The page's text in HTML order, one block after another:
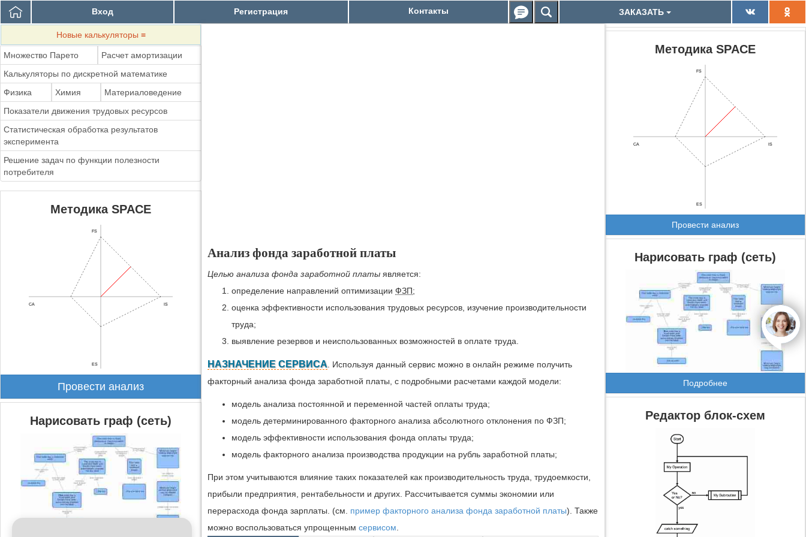
Вход Регистрация Контакты ЗАКАЗАТЬ
Новые калькуляторы ≡
Множество Парето
Расчет амортизации
Калькуляторы по дискретной математике
Физика
Химия
Материаловедение
Показатели движения трудовых ресурсов
Статистическая обработка результатов
эксперимента
Решение задач по функции полезности
потребителя
Методика SPACE
FS
CA
ES
IS
Провести анализ
Нарисовать граф (сеть)
Анализ фонда заработной платы
Целью анализа фонда заработной платы является:
определение направлений оптимизации ФЗП;
оценка эффективности использования трудовых ресурсов, изучение производительности
труда;
выявление резервов и неиспользованных возможностей в оплате труда.
НАЗНАЧЕНИЕ СЕРВИСА . Используя данный сервис можно в онлайн режиме получить
факторный анализа фонда заработной платы, с подробными расчетами каждой модели:
модель анализа постоянной и переменной частей оплаты труда;
модель детерминированного факторного анализа абсолютного отклонения по ФЗП;
модель эффективности использования фонда оплаты труда;
модель факторного анализа производства продукции на рубль заработной платы;
При этом учитываются влияние таких показателей как производительность труда, трудоемкости,
прибыли предприятия, рентабельности и других. Рассчитывается суммы экономии или
перерасхода фонда зарплаты. (см. пример факторного анализа фонда заработной платы). Также
можно воспользоваться упрощенным сервисом
Методика SPACE
FS
CA
ES
IS
Провести анализ
Нарисовать граф (сеть)
Подробнее
Редактор блок-схем
open